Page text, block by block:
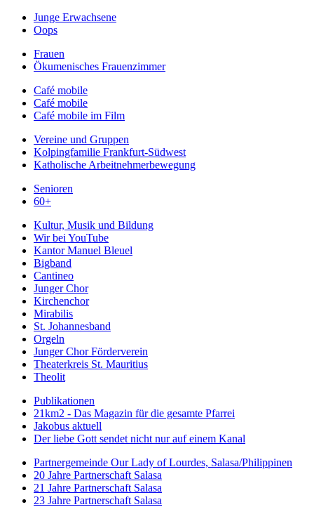
Junge Erwachsene
Oops
Frauen
Ökumenisches Frauenzimmer
Café mobile
Café mobile
Café mobile im Film
Vereine und Gruppen
Kolpingfamilie Frankfurt-Südwest
Katholische Arbeitnehmerbewegung
Senioren
60+
Kultur, Musik und Bildung
Wir bei YouTube
Kantor Manuel Bleuel
Bigband
Cantineo
Junger Chor
Kirchenchor
Mirabilis
St. Johannesband
Orgeln
Junger Chor Förderverein
Theaterkreis St. Mauritius
Theolit
Publikationen
21km2 - Das Magazin für die gesamte Pfarrei
Jakobus aktuell
Der liebe Gott sendet nicht nur auf einem Kanal
Partnergemeinde Our Lady of Lourdes, Salasa/Philippinen
20 Jahre Partnerschaft Salasa
21 Jahre Partnerschaft Salasa
23 Jahre Partnerschaft Salasa